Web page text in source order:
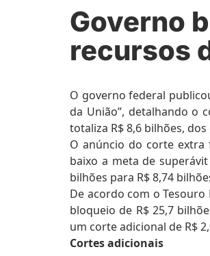
Governo
recursos
O governo federal
da União”, detalhando o
totaliza R$ 8,6 bilhões,
O anúncio do corte extra
baixo a meta de
bilhões para R$ 8,74
De acordo com o
bloqueio de R$ 25,7
um corte adicional de R$
Cortes adicionais